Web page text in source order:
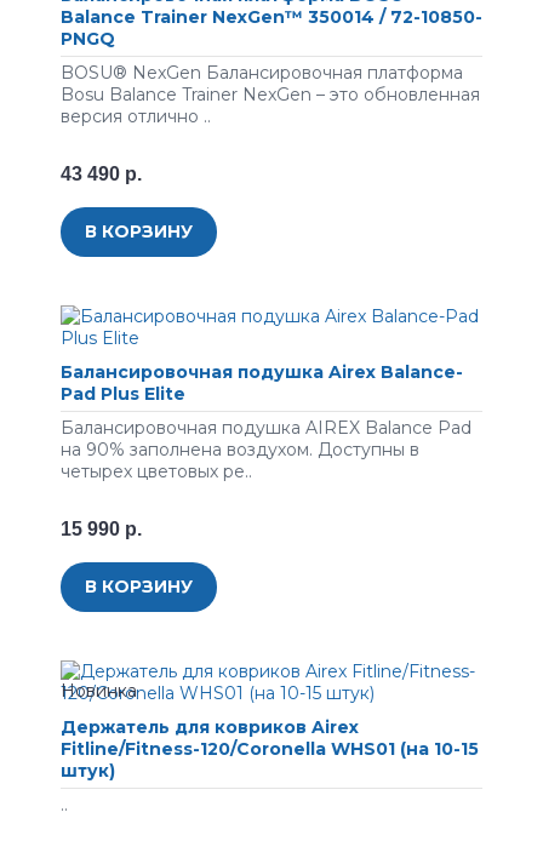
Balance Trainer NexGen™ 350014 / 72-10850-
PNGQ
BOSU® NexGen Балансировочная платформа
Bosu Balance Trainer NexGen – это обновленная
версия отлично ..
43 490 р.
В КОРЗИНУ
Балансировочная подушка Airex Balance-
Pad Plus Elite
Балансировочная подушка AIREX Balance Pad
на 90% заполнена воздухом. Доступны в
четырех цветовых ре..
15 990 р.
В КОРЗИНУ
Держатель для ковриков Airex
Fitline/Fitness-120/Coronella WHS01 (на 10-15
штук)
..